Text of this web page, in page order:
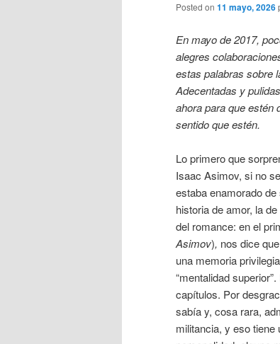
Posted on 11 mayo, 2026
En mayo de 2017,
alegres
estas palabras sobre
Adecentadas y
ahora para que estén
sentido que estén.
Lo primero que
Isaac Asimov, si no
estaba enamorado
historia de amor, la
del romance: en el
Asimov), nos dice
una memoria
“mentalidad
capítulos. Por
sabía y, cosa rara,
militancia, y eso tiene